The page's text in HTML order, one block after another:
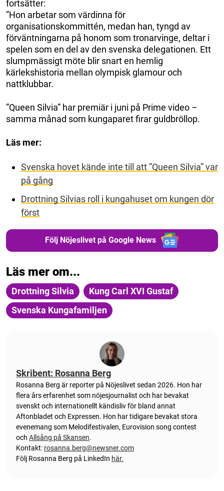
fortsätter:
”Hon arbetar som värdinna för
organisationskommittén, medan han, tyngd av
förväntningarna på honom som tronarvinge, deltar i
spelen som en del av den svenska delegationen. Ett
slumpmässigt möte blir snart en hemlig
kärlekshistoria mellan olympisk glamour och
nattklubbar.
”Queen Silvia” har premiär i juni på Prime video –
samma månad som kungaparet firar guldbröllop.
Läs mer:
Svenska hovet kände inte till att ”Queen Silvia” var
på gång
Drottning Silvias roll i kungahuset om kungen dör
först
Följ Nöjeslivet på Google News
Läs mer om...
Drottning Silvia
Kung Carl XVI Gustaf
Svenska Kungafamiljen
Skribent: Rosanna Berg
Rosanna Berg är reporter på Nöjeslivet sedan 2026. Hon har
flera års erfarenhet som nöjesjournalist och har bevakat
svenskt och internationellt kändisliv för bland annat
Aftonbladet och Expressen. Hon har tidigare bevakat stora
evenemang som Melodifestivalen, Eurovision song contest
och Allsång på Skansen.
Kontakt: rosanna.berg@newsner.com
Följ Rosanna Berg på LinkedIn här.